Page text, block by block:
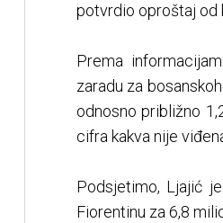
potvrdio oproštaj od
Prema
zaradu za
odnosno približno
cifra kakva nije
Podsjetimo, Ljajić
Fiorentinu za 6,8